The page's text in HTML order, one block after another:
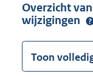
Overzicht
wijzigingen
Toon